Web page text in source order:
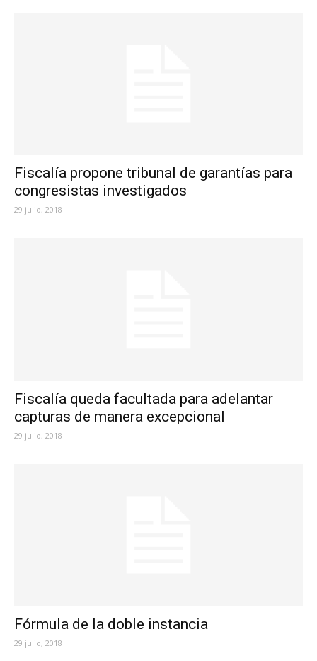
Fiscalía propone tribunal de garantías para
congresistas investigados
29 julio, 2018
Fiscalía queda facultada para adelantar
capturas de manera excepcional
29 julio, 2018
Fórmula de la doble instancia
29 julio, 2018